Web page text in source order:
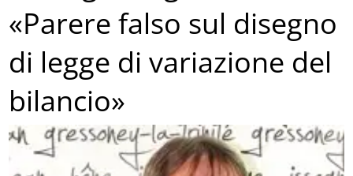
«Parere falso sul disegno
di legge di variazione del
bilancio»